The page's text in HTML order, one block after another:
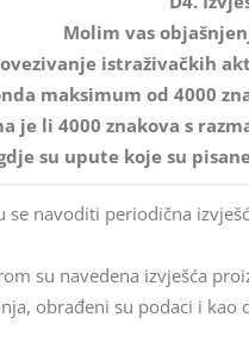
Molim vas
istraživačkih
maksimum od 4000
je li 4000 znakova s
su upute koje su
navoditi periodična
su navedena izvješća
obrađeni su podaci i